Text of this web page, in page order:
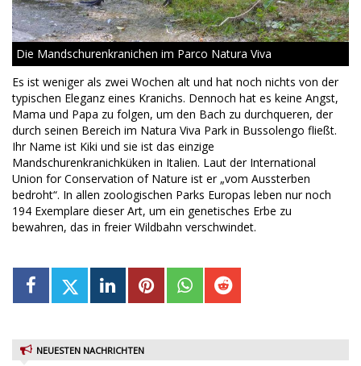
Die Mandschurenkranichen im Parco Natura Viva
Es ist weniger als zwei Wochen alt und hat noch nichts von der
typischen Eleganz eines Kranichs. Dennoch hat es keine Angst,
Mama und Papa zu folgen, um den Bach zu durchqueren, der
durch seinen Bereich im Natura Viva Park in Bussolengo fließt.
Ihr Name ist Kiki und sie ist das einzige
Mandschurenkranichküken in Italien. Laut der International
Union for Conservation of Nature ist er „vom Aussterben
bedroht“. In allen zoologischen Parks Europas leben nur noch
194 Exemplare dieser Art, um ein genetisches Erbe zu
bewahren, das in freier Wildbahn verschwindet.
NEUESTEN NACHRICHTEN